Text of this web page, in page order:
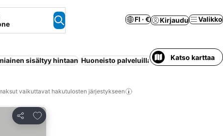
FI · € Kirjaudu Valikko
sisältyy hintaan Huoneisto palveluilla Ranta Koko talo/
Katso karttaa
vaikuttavat hakutulosten järjestykseen
Jaa
Lisää suosikkeihin